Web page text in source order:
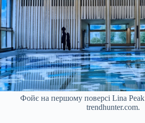
Фойє на першому поверсі Lina
trendhunter.com.